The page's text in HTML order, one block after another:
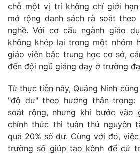
VTV4 Vươn
VTV9 VTV8
THỜI BÁO VTV
chỗ một vị trí không chỉ giới hạn
mở rộng danh sách rà soát theo
nghề. Với cơ cấu ngành giáo
không khép lại trong một nhóm
giáo viên bậc trung học cơ sở,
đến đội ngũ giảng dạy ở trường
Từ thực tiễn này, Quảng Ninh
"độ dư" theo hướng thận trọng:
soát rộng, nhưng khi bước vào
chính thức thì tuân thủ nguyên
quá 20% số dư. Cùng với đó,
trường số giúp tạo kênh để cử